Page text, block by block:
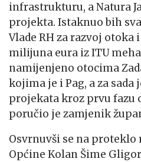
infrastrukturu, a Natura
projekta. Istaknuo bih
Vlade RH za razvoj otoka
milijuna eura iz ITU
namijenjeno otocima
kojima je i Pag, a za sada
projekata kroz prvu fazu
poručio je zamjenik
Osvrnuvši se na
Općine Kolan Šime